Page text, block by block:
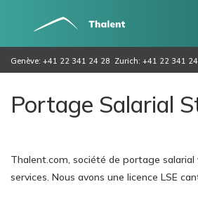
Genève: +41 22 341 24 28 Zurich: +41 22 341
Portage Salarial
Thalent.com, société de portage salarial
services. Nous avons une licence LSE